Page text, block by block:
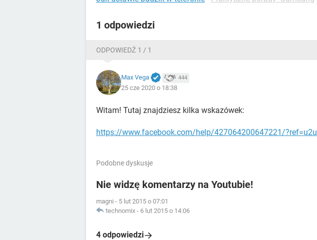
1 odpowiedzi
ODPOWIEDŹ 1 / 1
Max Vega 444
25 cze 2020 o 18:38
Witam! Tutaj znajdziesz kilka wskazówek:
https://www.facebook.com/help/427064200647221/?ref=u2u
Podobne dyskusje
Nie widzę komentarzy na Youtubie!
magni - 5 lut 2015 o 07:01
technomix - 6 lut 2015 o 14:06
4 odpowiedzi